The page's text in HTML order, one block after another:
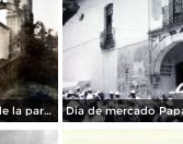
Detalle colonial de la parroquia.